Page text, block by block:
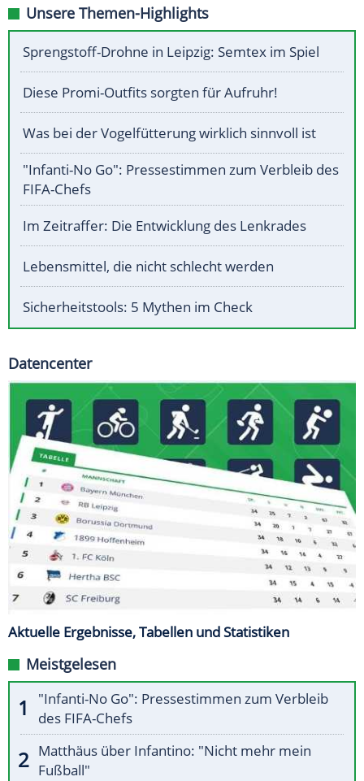
Unsere Themen-Highlights
Sprengstoff-Drohne in Leipzig: Semtex im Spiel
Diese Promi-Outfits sorgten für Aufruhr!
Was bei der Vogelfütterung wirklich sinnvoll ist
"Infanti-No Go": Pressestimmen zum Verbleib des
FIFA-Chefs
Im Zeitraffer: Die Entwicklung des Lenkrades
Lebensmittel, die nicht schlecht werden
Sicherheitstools: 5 Mythen im Check
Datencenter
Aktuelle Ergebnisse, Tabellen und Statistiken
Meistgelesen
"Infanti-No Go": Pressestimmen zum Verbleib
des FIFA-Chefs
Matthäus über Infantino: "Nicht mehr mein
Fußball"